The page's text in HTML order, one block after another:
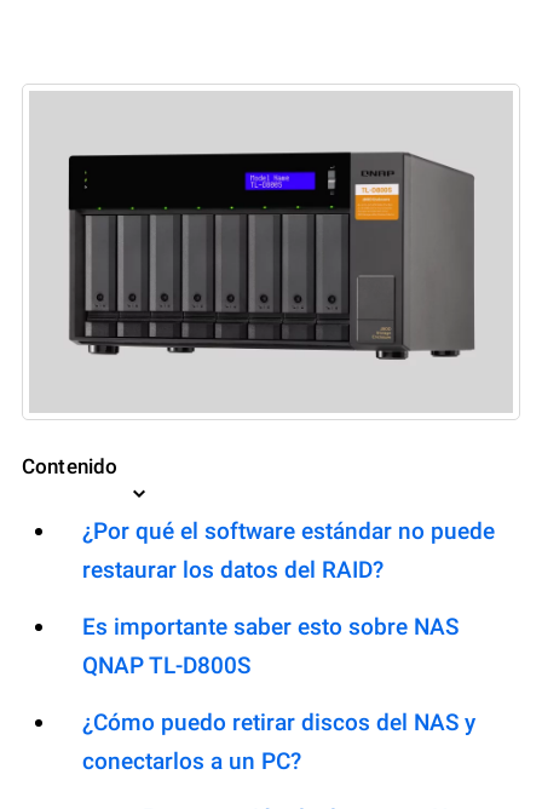
Contenido
¿Por qué el software estándar no puede
restaurar los datos del RAID?
Es importante saber esto sobre NAS
QNAP TL-D800S
¿Cómo puedo retirar discos del NAS y
conectarlos a un PC?